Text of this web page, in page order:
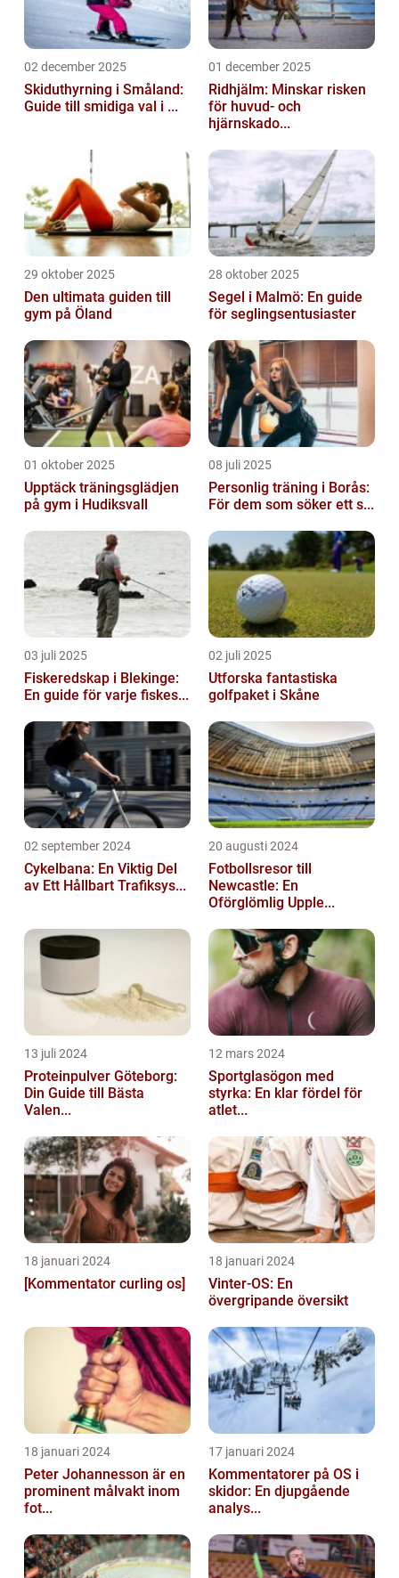
02 december 2025
Skiduthyrning i Småland:
Guide till smidiga val i ...
01 december 2025
Ridhjälm: Minskar risken
för huvud- och
hjärnskado...
29 oktober 2025
Den ultimata guiden till
gym på Öland
28 oktober 2025
Segel i Malmö: En guide
för seglingsentusiaster
01 oktober 2025
Upptäck träningsglädjen
på gym i Hudiksvall
08 juli 2025
Personlig träning i Borås:
För dem som söker ett s...
03 juli 2025
Fiskeredskap i Blekinge:
En guide för varje fiskes...
02 juli 2025
Utforska fantastiska
golfpaket i Skåne
02 september 2024
Cykelbana: En Viktig Del
av Ett Hållbart Trafiksys...
20 augusti 2024
Fotbollsresor till
Newcastle: En
Oförglömlig Upple...
13 juli 2024
Proteinpulver Göteborg:
Din Guide till Bästa
Valen...
12 mars 2024
Sportglasögon med
styrka: En klar fördel för
atlet...
18 januari 2024
[Kommentator curling os]
18 januari 2024
Vinter-OS: En
övergripande översikt
18 januari 2024
Peter Johannesson är en
prominent målvakt inom
fot...
17 januari 2024
Kommentatorer på OS i
skidor: En djupgående
analys...